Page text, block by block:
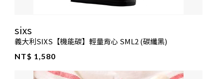
sixs
義大利SIXS【機能碳】輕量背心 SML2 (碳纖黑)
NT$ 1,580